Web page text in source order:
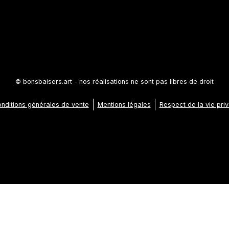
© bonsbaisers.art - nos réalisations ne sont pas libres de droit
générales de vente Mentions légales Respect de la vie